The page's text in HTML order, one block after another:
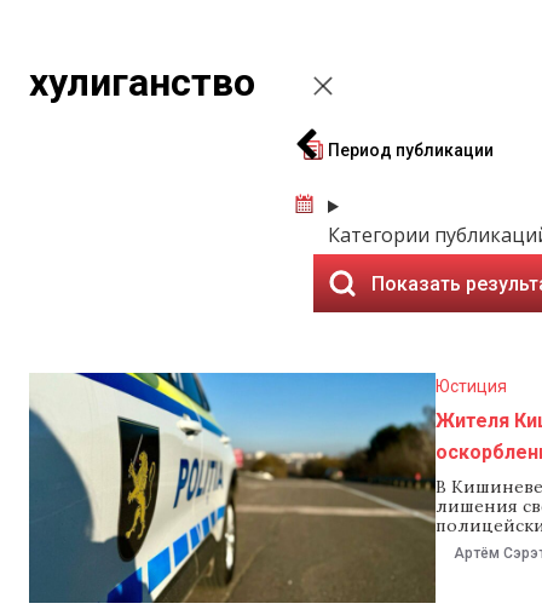
хулиганство
Период публикации
Категории
Показать
Юстиция
Жителя
В Кишиневе
лишения
В
лишения
Артём